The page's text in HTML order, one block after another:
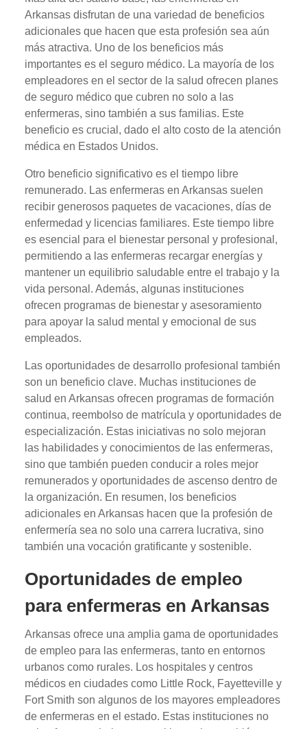
Arkansas disfrutan de una variedad de beneficios
adicionales que hacen que esta profesión sea aún
más atractiva. Uno de los beneficios más
importantes es el seguro médico. La mayoría de los
empleadores en el sector de la salud ofrecen planes
de seguro médico que cubren no solo a las
enfermeras, sino también a sus familias. Este
beneficio es crucial, dado el alto costo de la atención
médica en Estados Unidos.
Otro beneficio significativo es el tiempo libre
remunerado. Las enfermeras en Arkansas suelen
recibir generosos paquetes de vacaciones, días de
enfermedad y licencias familiares. Este tiempo libre
es esencial para el bienestar personal y profesional,
permitiendo a las enfermeras recargar energías y
mantener un equilibrio saludable entre el trabajo y la
vida personal. Además, algunas instituciones
ofrecen programas de bienestar y asesoramiento
para apoyar la salud mental y emocional de sus
empleados.
Las oportunidades de desarrollo profesional también
son un beneficio clave. Muchas instituciones de
salud en Arkansas ofrecen programas de formación
continua, reembolso de matrícula y oportunidades de
especialización. Estas iniciativas no solo mejoran
las habilidades y conocimientos de las enfermeras,
sino que también pueden conducir a roles mejor
remunerados y oportunidades de ascenso dentro de
la organización. En resumen, los beneficios
adicionales en Arkansas hacen que la profesión de
enfermería sea no solo una carrera lucrativa, sino
también una vocación gratificante y sostenible.
Oportunidades de empleo
para enfermeras en Arkansas
Arkansas ofrece una amplia gama de oportunidades
de empleo para las enfermeras, tanto en entornos
urbanos como rurales. Los hospitales y centros
médicos en ciudades como Little Rock, Fayetteville y
Fort Smith son algunos de los mayores empleadores
de enfermeras en el estado. Estas instituciones no